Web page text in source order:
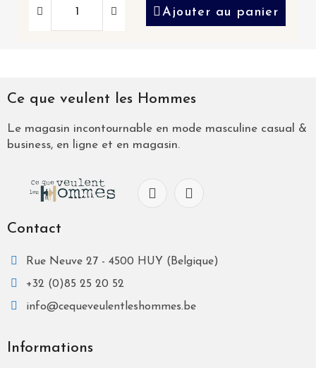
Ajouter au panier
Ce que veulent les Hommes
Le magasin incontournable en mode masculine casual &
business, en ligne et en magasin.
Contact
Rue Neuve 27 - 4500 HUY (Belgique)
+32 (0)85 25 20 52
info@cequeveulentleshommes.be
Informations